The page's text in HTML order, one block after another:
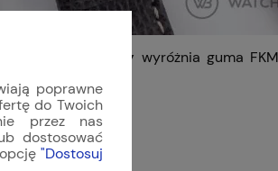
zegarka w romby wyróżnia guma
poprawne
do Twoich
przez nas
dostosować
"Dostosuj